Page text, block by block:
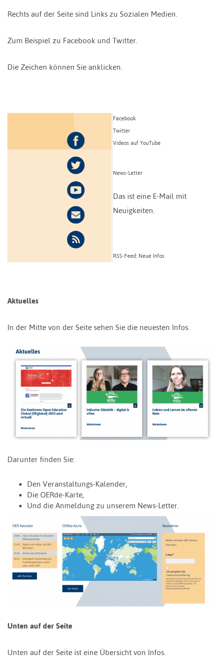
Rechts auf der Seite sind Links zu Sozialen Medien.
Zum Beispiel zu Facebook und Twitter.
Die Zeichen können Sie anklicken.
Facebook
Twitter
Videos auf YouTube
News-Letter
Das ist eine E-Mail mit
Neuigkeiten.
RSS-Feed: Neue Infos
Aktuelles
In der Mitte von der Seite sehen Sie die neuesten Infos.
Darunter finden Sie:
Den Veranstaltungs-Kalender,
Die OERde-Karte,
Und die Anmeldung zu unserem News-Letter.
Unten auf der Seite
Unten auf der Seite ist eine Übersicht von Infos.